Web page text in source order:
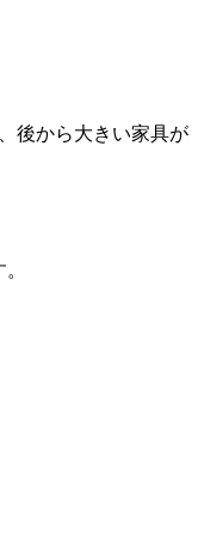
後から大きい家具が